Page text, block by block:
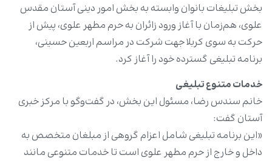
بخش تبلیغات بانوان وابسته به بخش امور دینی آستان مقدس
علوی، هم‌زمان با آغاز ورود زائران به حرم مطهر علوی، پیش از
حرکت به سوی کربلا جهت شرکت در مراسم اربعین حسینی،
برنامه تبلیغی گسترده خود را آغاز کرد.
خدمات متنوع تبلیغی
خانم سندس رضا، مسئول این بخش، در گفت‌وگو با مرکز خبری
آستان گفت:
«این برنامه تبلیغی شامل اعزام گروهی از مبلغان متخصص به
داخل و خارج از حرم مطهر علوی است تا خدمات متنوعی مانند